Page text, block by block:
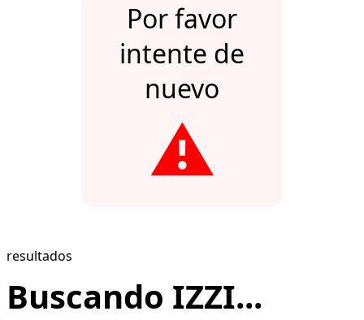
Por favor
intente de
nuevo
⚠️
resultados
Buscando IZZI...